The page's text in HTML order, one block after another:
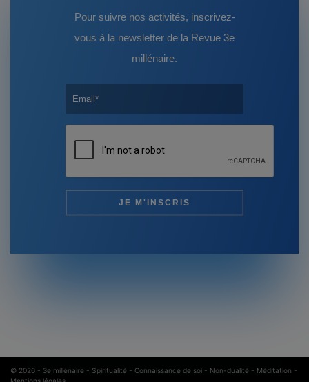
Pour suivre nos activités, inscrivez-
vous à la newsletter de la Revue 3e
millénaire.
© 2026 - 3e millénaire - Spiritualité - Connaissance de soi - Non-dualité - Méditation -